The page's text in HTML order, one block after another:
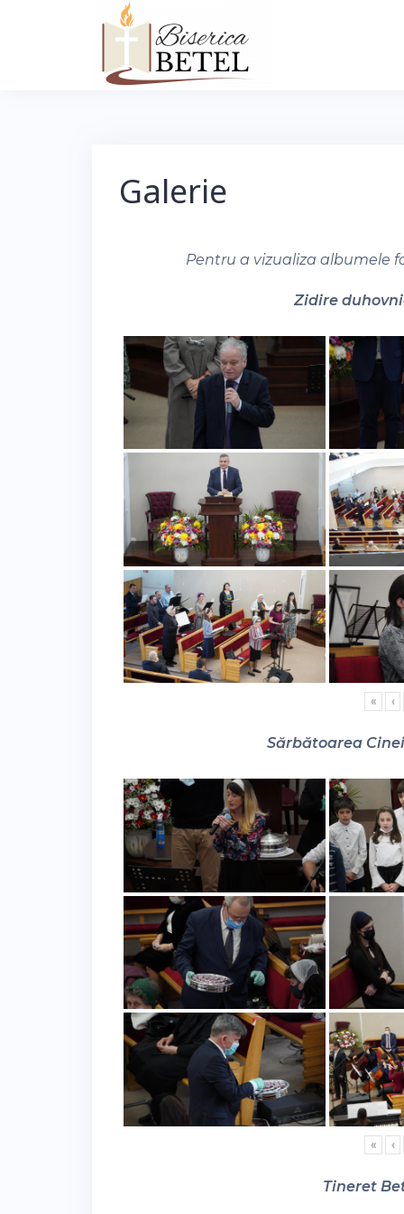
Galerie
Pentru a vizualiza albumele
Zidire
« ‹
Sărbătoarea
« ‹
Tineret